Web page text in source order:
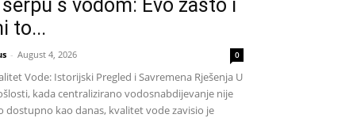
s vodom: Evo zašto i
to...
- August 4, 2026 0
Vode: Istorijski Pregled i Savremena Rješenja U
kada centralizirano vodosnabdijevanje nije
dostupno kao danas, kvalitet vode zavisio je